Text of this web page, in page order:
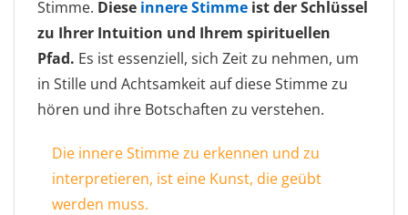
Stimme. Diese innere Stimme ist der Schlüssel
zu Ihrer Intuition und Ihrem spirituellen
Pfad. Es ist essenziell, sich Zeit zu nehmen, um
in Stille und Achtsamkeit auf diese Stimme zu
hören und ihre Botschaften zu verstehen.
Die innere Stimme zu erkennen und zu
interpretieren, ist eine Kunst, die geübt
werden muss.